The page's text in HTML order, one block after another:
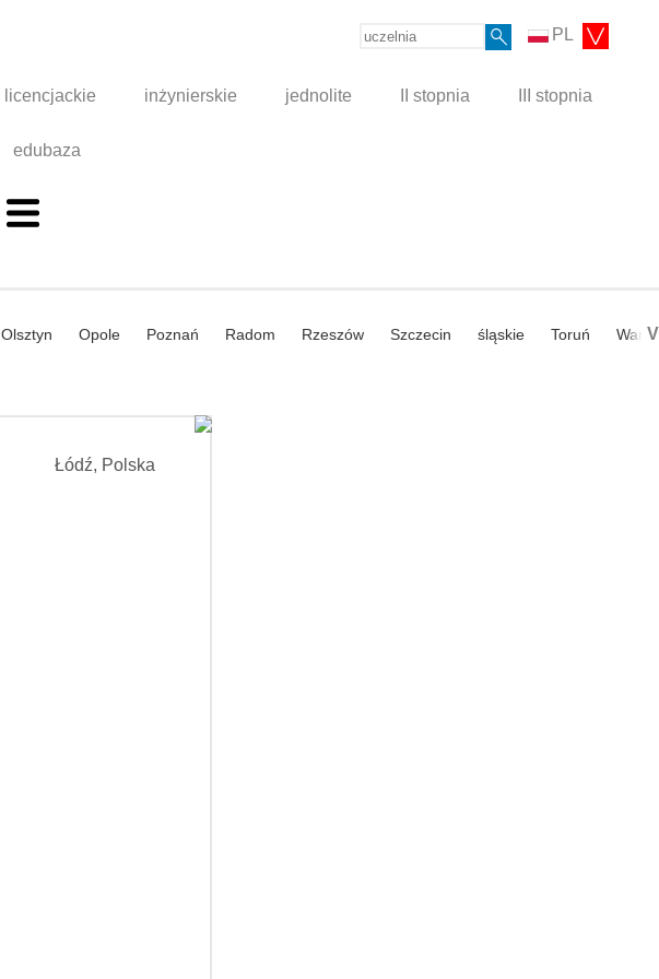
PL
licencjackie inżynierskie jednolite II stopnia III stopnia
edubaza
Olsztyn Opole Poznań Radom Rzeszów Szczecin śląskie Toruń V
Łódź, Polska